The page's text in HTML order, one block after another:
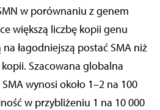
w porównaniu z genem
większą liczbę kopii genu
łagodniejszą postać SMA niż
Szacowana globalna
wynosi około 1–2 na 100
w przybliżeniu 1 na 10 000